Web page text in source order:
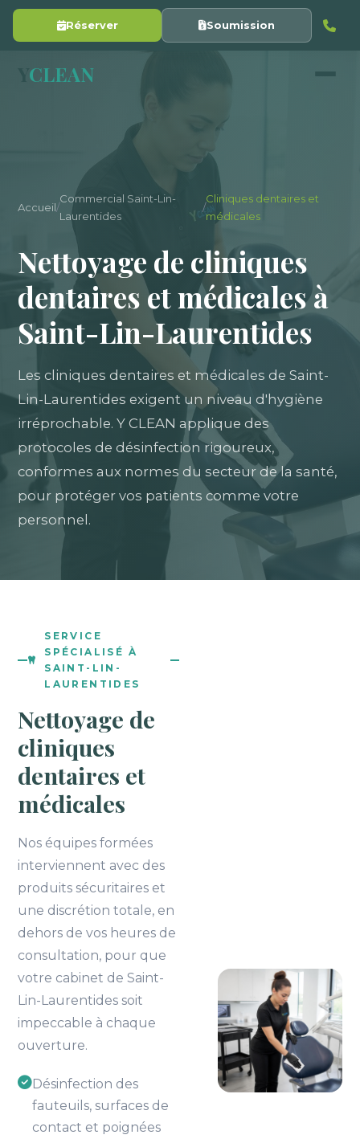
Réserver Soumission
CLEAN
Accueil/
Commercial Saint-Lin-
Laurentides
/
Cliniques dentaires et
médicales
Nettoyage de cliniques
dentaires et médicales à
Saint-Lin-Laurentides
Les cliniques dentaires et médicales de Saint-
Lin-Laurentides exigent un niveau d'hygiène
irréprochable. Y CLEAN applique des
protocoles de désinfection rigoureux,
conformes aux normes du secteur de la santé,
pour protéger vos patients comme votre
personnel.
SERVICE
SPÉCIALISÉ À
SAINT-LIN-
LAURENTIDES
Nettoyage de
cliniques
dentaires et
médicales
Nos équipes formées
interviennent avec des
produits sécuritaires et
une discrétion totale, en
dehors de vos heures de
consultation, pour que
votre cabinet de Saint-
Lin-Laurentides soit
impeccable à chaque
ouverture.
Désinfection des
fauteuils, surfaces de
contact et poignées